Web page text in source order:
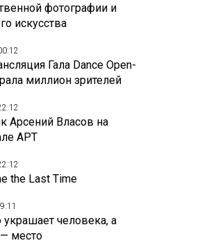
фотографии и
искусства
Гала Dance Open-
миллион зрителей
Арсений Власов на
АРТ
the Last Time
украшает человека, а
место